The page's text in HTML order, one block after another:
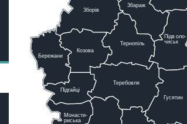
Тернопіль
Теребовля
Гусятин
Підволо-
чиськ
Збараж
Козова
Бережани
Підгайці
Зборів
Монасти-
риська